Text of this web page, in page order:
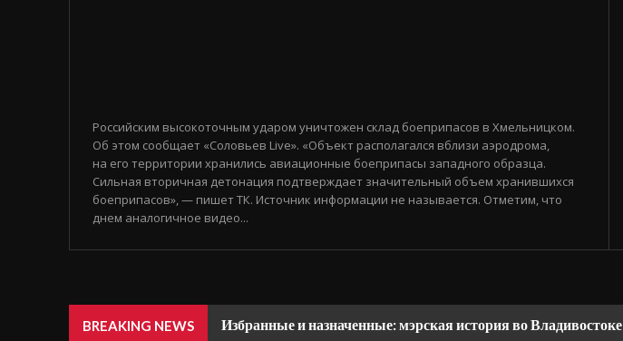
Российским высокоточным ударом уничтожен склад боеприпасов в Хмельницком.
Об этом сообщает «Соловьев Live». «Объект располагался вблизи аэродрома,
на его территории хранились авиационные боеприпасы западного образца.
Сильная вторичная детонация подтверждает значительный объем хранившихся
боеприпасов», — пишет ТК. Источник информации не называется. Отметим, что
днем аналогичное видео...
BREAKING NEWS Избранные и назначенные: мэрская история во Владивостоке